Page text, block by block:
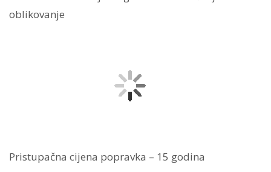
oblikovanje
Pristupačna cijena popravka – 15 godina